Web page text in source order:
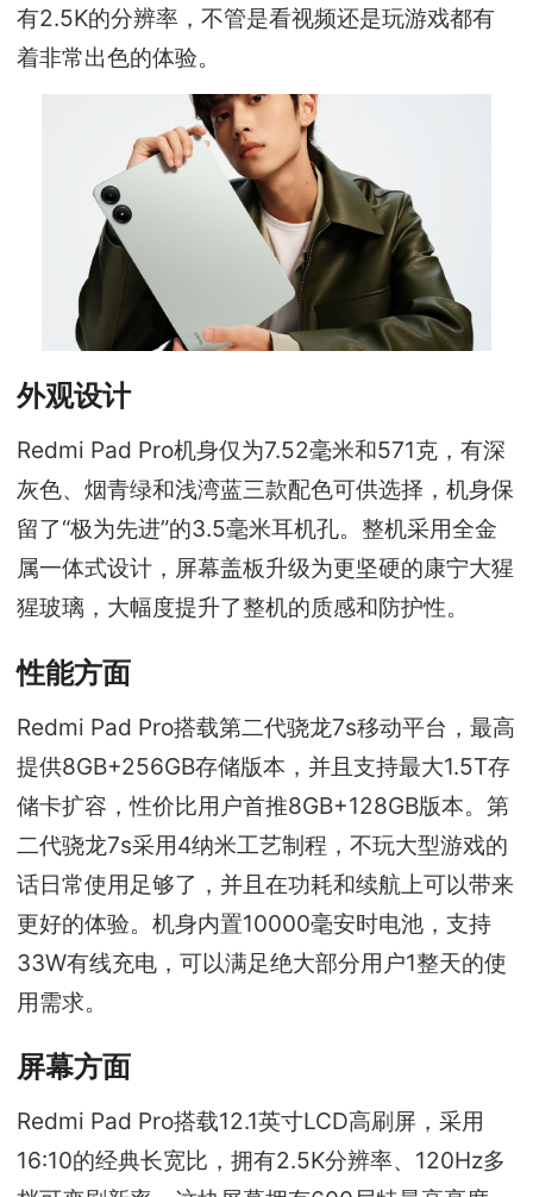
有2.5K的分辨率，不管是看视频还是玩游戏都有
着非常出色的体验。
外观设计
Redmi Pad Pro机身仅为7.52毫米和571克，有深
灰色、烟青绿和浅湾蓝三款配色可供选择，机身保
留了“极为先进”的3.5毫米耳机孔。整机采用全金
属一体式设计，屏幕盖板升级为更坚硬的康宁大猩
猩玻璃，大幅度提升了整机的质感和防护性。
性能方面
Redmi Pad Pro搭载第二代骁龙7s移动平台，最高
提供8GB+256GB存储版本，并且支持最大1.5T存
储卡扩容，性价比用户首推8GB+128GB版本。第
二代骁龙7s采用4纳米工艺制程，不玩大型游戏的
话日常使用足够了，并且在功耗和续航上可以带来
更好的体验。机身内置10000毫安时电池，支持
33W有线充电，可以满足绝大部分用户1整天的使
用需求。
屏幕方面
Redmi Pad Pro搭载12.1英寸LCD高刷屏，采用
16:10的经典长宽比，拥有2.5K分辨率、120Hz多